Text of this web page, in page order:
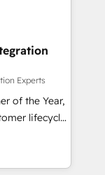
Buying
portal?
ープ会社・部
します。意
1️⃣
化から、
合運用、デー
応します。
設計・実装。
、役割定義・
Experts
of the Year,
lifecycle
&
Media),